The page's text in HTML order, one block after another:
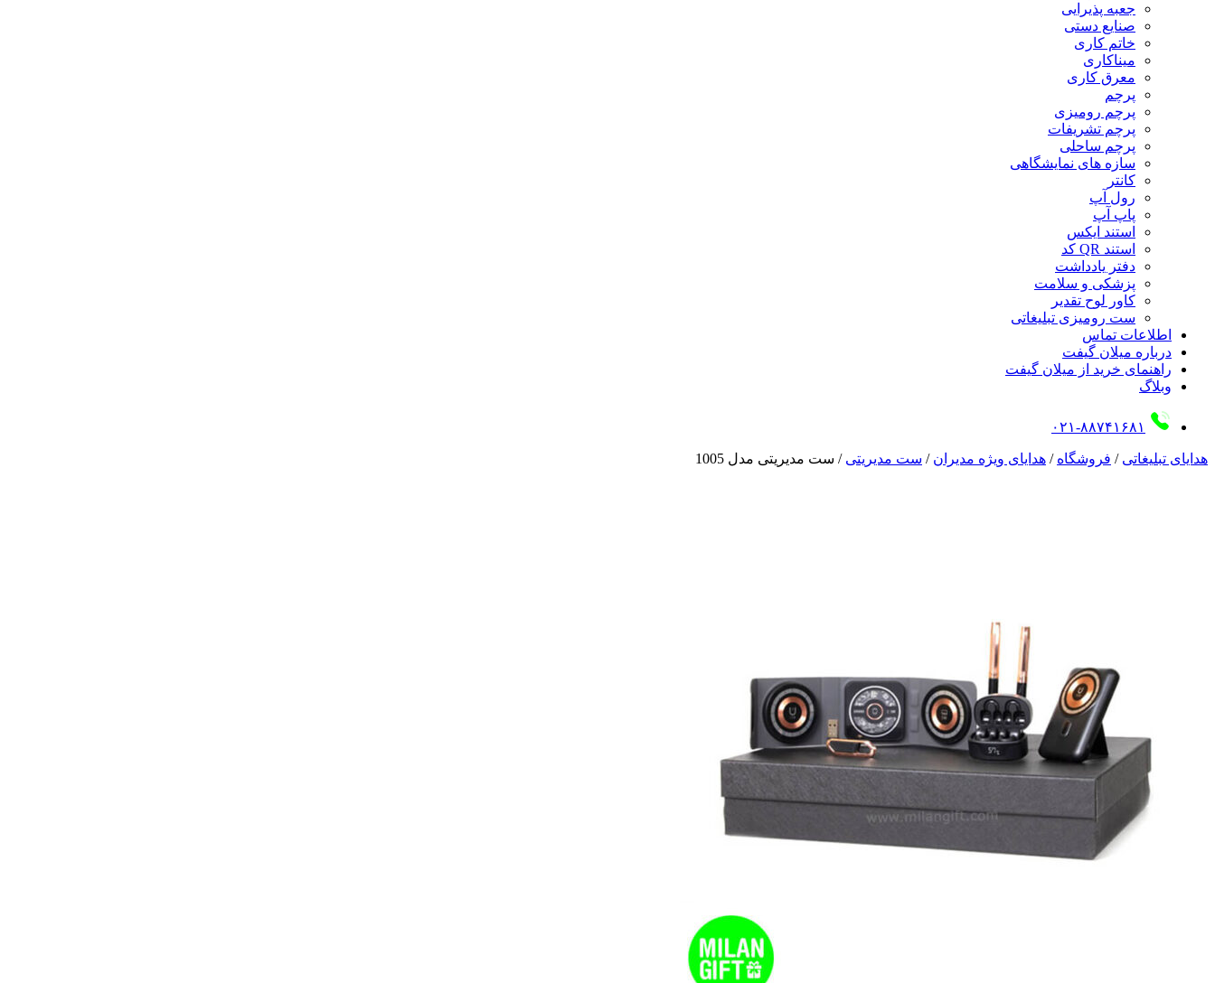
جعبه پذیرایی
صنایع دستی
خاتم کاری
میناکاری
معرق کاری
پرچم
پرچم رومیزی
پرچم تشریفات
پرچم ساحلی
سازه های نمایشگاهی
کانتر
رول آپ
پاپ آپ
استند ایکس
استند QR کد
دفتر یادداشت
پزشکی و سلامت
کاور لوح تقدیر
ست رومیزی تبلیغاتی
اطلاعات تماس
درباره میلان گیفت
راهنمای خرید از میلان گیفت
وبلاگ
۰۲۱-۸۸۷۴۱۶۸۱
هدایای تبلیغاتی / فروشگاه / هدایای ویژه مدیران / ست مدیریتی / ست مدیریتی مدل 1005